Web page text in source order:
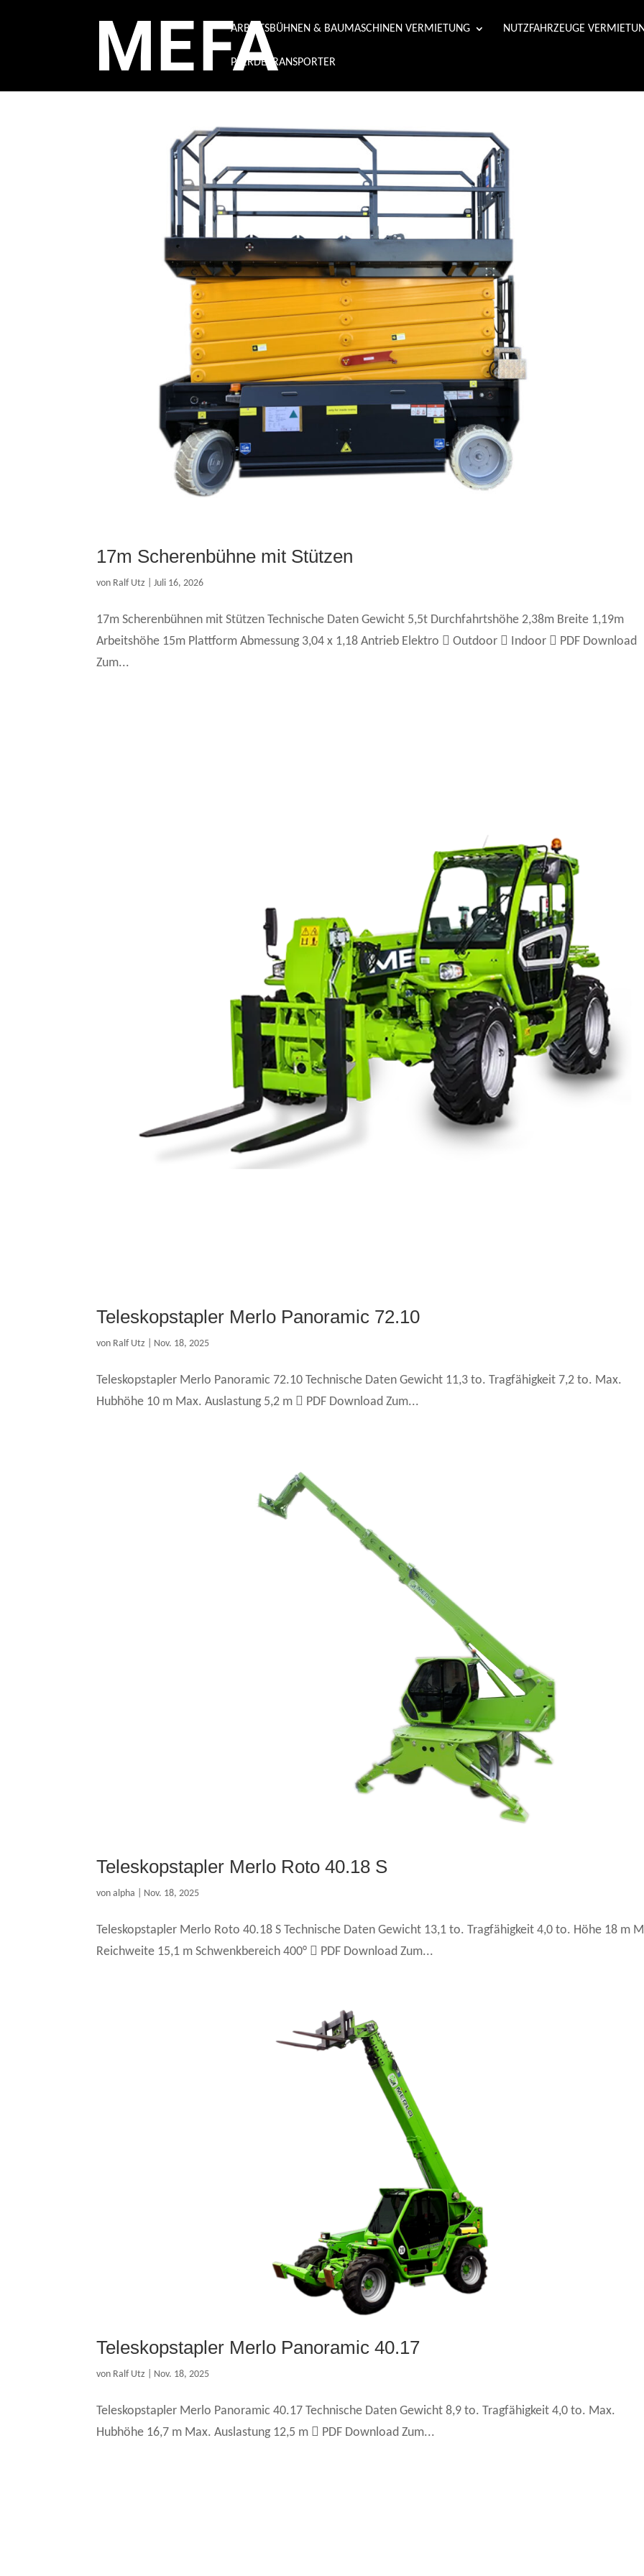
ARBEITSBÜHNEN & BAUMASCHINEN VERMIETUNG NUTZFAHRZEUGE
PFERDETRANSPORTER
17m Scherenbühne mit Stützen
von Ralf Utz |Juli 16, 2026
17m Scherenbühnen mit Stützen Technische Daten Gewicht 5,5t Durchfahrtshöhe 2,38m Breite 1,19m
Arbeitshöhe 15m Plattform Abmessung 3,04 x 1,18 Antrieb Elektro  Outdoor  Indoor  PDF Download
Zum...
Teleskopstapler Merlo Panoramic 72.10
von Ralf Utz Nov. 18, 2025
Teleskopstapler Merlo Panoramic 72.10 Technische Daten Gewicht 11,3 to. Tragfähigkeit 7,2 to. Max.
Hubhöhe 10 m Max. Auslastung 5,2 m  PDF Download Zum...
Teleskopstapler Merlo Roto 40.18 S
vonalpha Nov. 18, 2025
Teleskopstapler Merlo Roto 40.18 S Technische Daten Gewicht 13,1 to. Tragfähigkeit 4,0 to. Höhe 18 m
Reichweite 15,1 m Schwenkbereich 400°  PDF Download Zum...
Teleskopstapler Merlo Panoramic 40.17
von Ralf Utz Nov. 18, 2025
Teleskopstapler Merlo Panoramic 40.17 Technische Daten Gewicht 8,9 to. Tragfähigkeit 4,0 to. Max.
Hubhöhe 16,7 m Max. Auslastung 12,5 m  PDF Download Zum...